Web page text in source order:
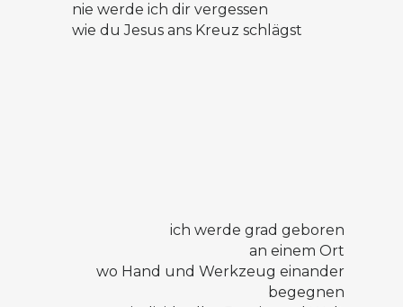
nie werde ich dir vergessen
wie du Jesus ans Kreuz schlägst
ich werde grad geboren
an einem Ort
wo Hand und Werkzeug einander
begegnen